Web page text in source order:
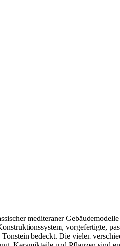
mediteraner
vorgefertigte,
bedeckt. Die vielen